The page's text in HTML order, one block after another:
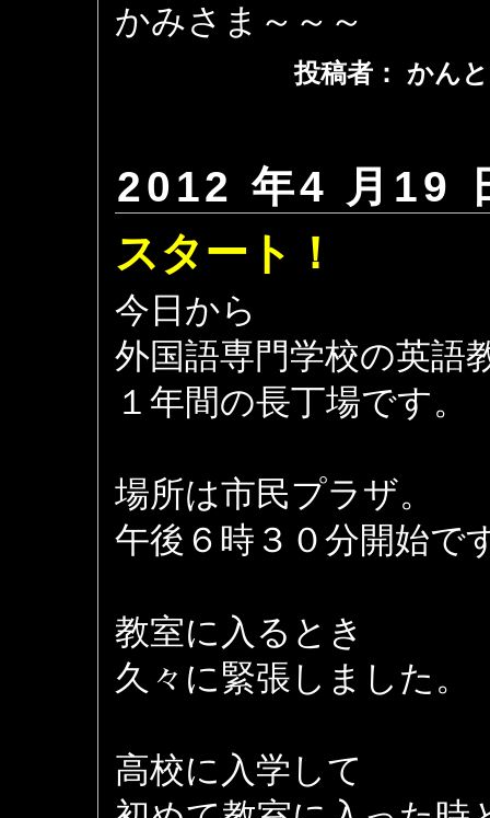
かみさま～～～
投稿者： かん
2012 年4 月19
スタート！
今日から
外国語専門学校の英語
１年間の長丁場です。
場所は市民プラザ。
午後６時３０分開始で
教室に入るとき
久々に緊張しました。
高校に入学して